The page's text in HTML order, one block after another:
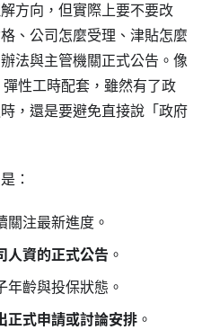
方向，但實際上要不要改
、公司怎麼受理、津貼怎麼
法與主管機關正式公告。像
性工時配套，雖然有了政
，還是要避免直接說「政府
：
關注最新進度。
人資的正式公告 。
年齡與投保狀態。
正式申請或討論安排 。